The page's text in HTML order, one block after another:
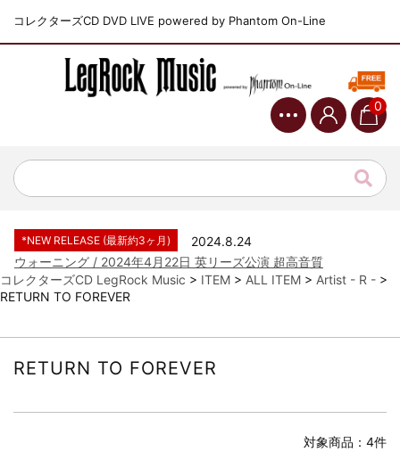
コレクターズCD DVD LIVE powered by Phantom On-Line
0
*NEW RELEASE (最新約3ヶ月)
NGHFB / 2024年7月28日 フジロック’24公演 超高音質AI-SBD！
ウォーニング / 2024年4月22日 英リーズ公演 超高音質
IEM+Aud！
*NEW RELEASE (最新約3ヶ月)
2024.6.24
ビリー・ジョエル / 2024年3月24日 100Aniv. 米M.S.G公演 完全
2024.6.24
全収録！
スコーピオンズ / 2024年6月15日 リスボン公演 FHD 完全収録！
コレクターズCD LegRock Music > ITEM > ALL ITEM > Artist - R - >
RETURN TO FOREVER
RETURN TO FOREVER
対象商品：4件